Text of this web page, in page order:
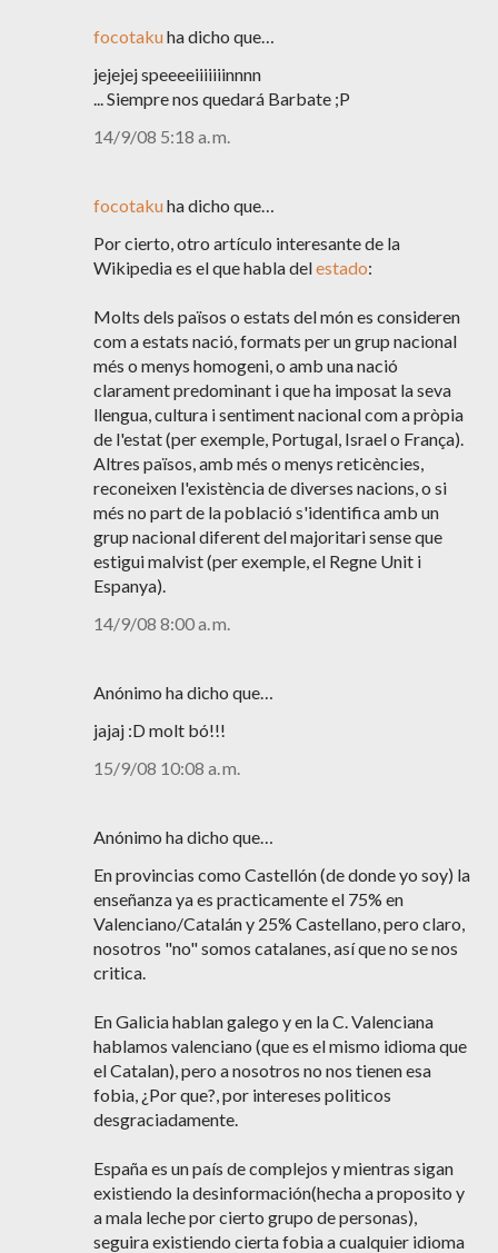
focotakuha dicho que…
jejejej speeeeiiiiiiinnnn
... Siempre nos quedará Barbate ;P
14/9/08 5:18 a. m.
focotakuha dicho que…
Por cierto, otro artículo interesante de la
Wikipedia es el que habla delestado:
Molts dels països o estats del món es consideren
com a estats nació, formats per un grup nacional
més o menys homogeni, o amb una nació
clarament predominant i que ha imposat la seva
llengua, cultura i sentiment nacional com a pròpia
de l'estat (per exemple, Portugal, Israel o França).
Altres països, amb més o menys reticències,
reconeixen l'existència de diverses nacions, o si
més no part de la població s'identifica amb un
grup nacional diferent del majoritari sense que
estigui malvist (per exemple, el Regne Unit i
Espanya).
14/9/08 8:00 a. m.
Anónimo ha dicho que…
jajaj :D molt bó!!!
15/9/08 10:08 a. m.
Anónimo ha dicho que…
En provincias como Castellón (de donde yo soy) la
enseñanza ya es practicamente el 75% en
Valenciano/Catalán y 25% Castellano, pero claro,
nosotros "no" somos catalanes, así que no se nos
critica.
En Galicia hablan galego y en la C. Valenciana
hablamos valenciano (que es el mismo idioma que
el Catalan), pero a nosotros no nos tienen esa
fobia, ¿Por que?, por intereses politicos
desgraciadamente.
España es un país de complejos y mientras sigan
existiendo la desinformación(hecha a proposito y
a mala leche por cierto grupo de personas),
seguira existiendo cierta fobia a cualquier idioma